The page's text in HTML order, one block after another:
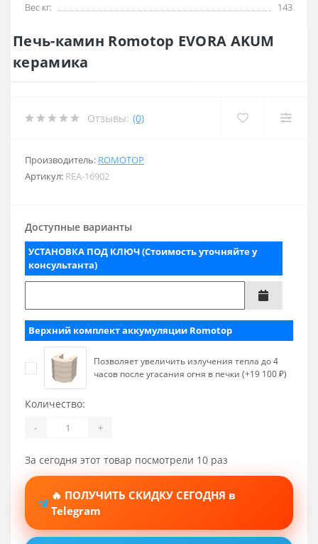
Вес кг:
143
Печь-камин Romotop EVORA AKUM
керамика
Отзывы: (0)
Производитель: ROMOTOP
Артикул: REA-16902
Доступные варианты
УСТАНОВКА ПОД КЛЮЧ (Стоимость уточняйте у
консультанта)
Верхний комплект аккумуляции Romotop
Позволяет увеличить излучения тепла до 4
часов после угасания огня в печки (+19 100 ₽)
Количество:
- +
За сегодня этот товар посмотрели 10 раз
🔥 ПОЛУЧИТЬ СКИДКУ СЕГОДНЯ в
Telegram